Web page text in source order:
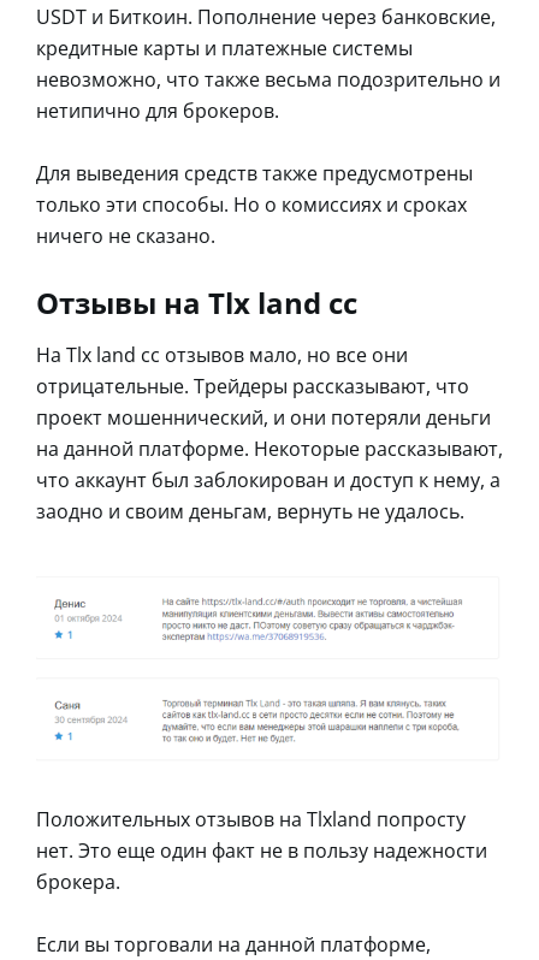
USDT и Биткоин. Пополнение через банковские,
кредитные карты и платежные системы
невозможно, что также весьма подозрительно и
нетипично для брокеров.
Для выведения средств также предусмотрены
только эти способы. Но о комиссиях и сроках
ничего не сказано.
Отзывы на Tlx land cc
На Tlx land cc отзывов мало, но все они
отрицательные. Трейдеры рассказывают, что
проект мошеннический, и они потеряли деньги
на данной платформе. Некоторые рассказывают,
что аккаунт был заблокирован и доступ к нему, а
заодно и своим деньгам, вернуть не удалось.
Положительных отзывов на Tlxland попросту
нет. Это еще один факт не в пользу надежности
брокера.
Если вы торговали на данной платформе,